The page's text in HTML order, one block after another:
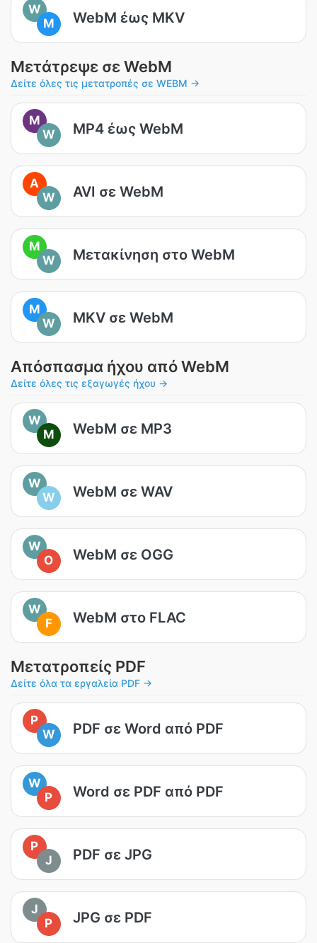
W
M
WebM έως MKV
Μετάτρεψε σε WebM
Δείτε όλες τις μετατροπές σε WEBM →
M
W
MP4 έως WebM
A
W
AVI σε WebM
M
W
Μετακίνηση στο WebM
M
W
MKV σε WebM
Απόσπασμα ήχου από WebM
Δείτε όλες τις εξαγωγές ήχου →
W
M
WebM σε MP3
W
W
WebM σε WAV
W
O
WebM σε OGG
W
F
WebM στο FLAC
Μετατροπείς PDF
Δείτε όλα τα εργαλεία PDF →
P
W
PDF σε Word από PDF
W
P
Word σε PDF από PDF
P
J
PDF σε JPG
J
P
JPG σε PDF